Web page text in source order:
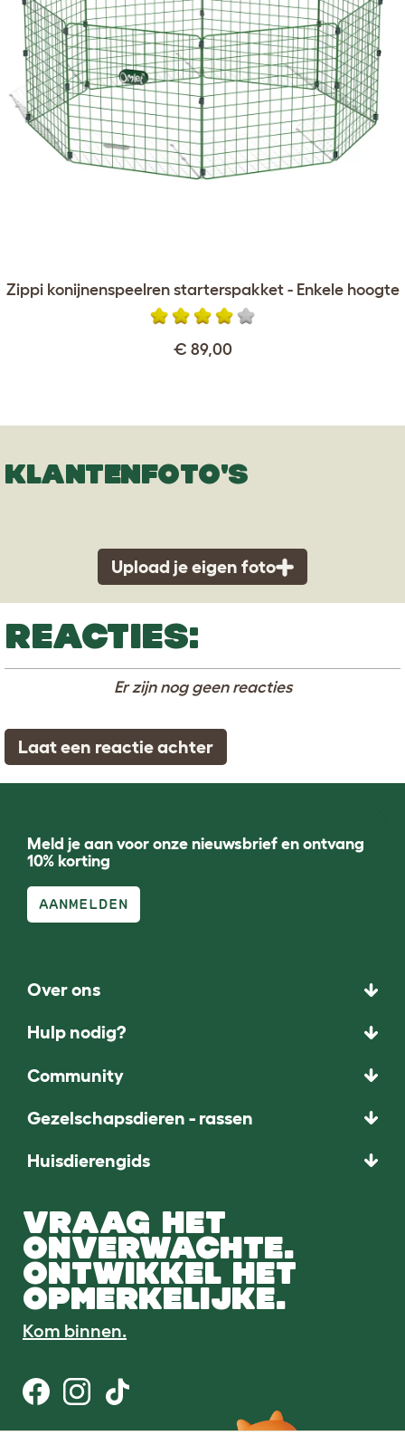
Zippi konijnenspeelren starterspakket - Enkele hoogte
€ 89,00
KLANTENFOTO'S
Upload je eigen foto
REACTIES:
Er zijn nog geen reacties
Laat een reactie achter
Meld je aan voor onze nieuwsbrief en ontvang
10% korting
AANMELDEN
Over ons
Hulp nodig?
Community
Gezelschapsdieren - rassen
Huisdierengids
VRAAG HET
ONVERWACHTE.
ONTWIKKEL HET
OPMERKELIJKE.
Kom binnen.